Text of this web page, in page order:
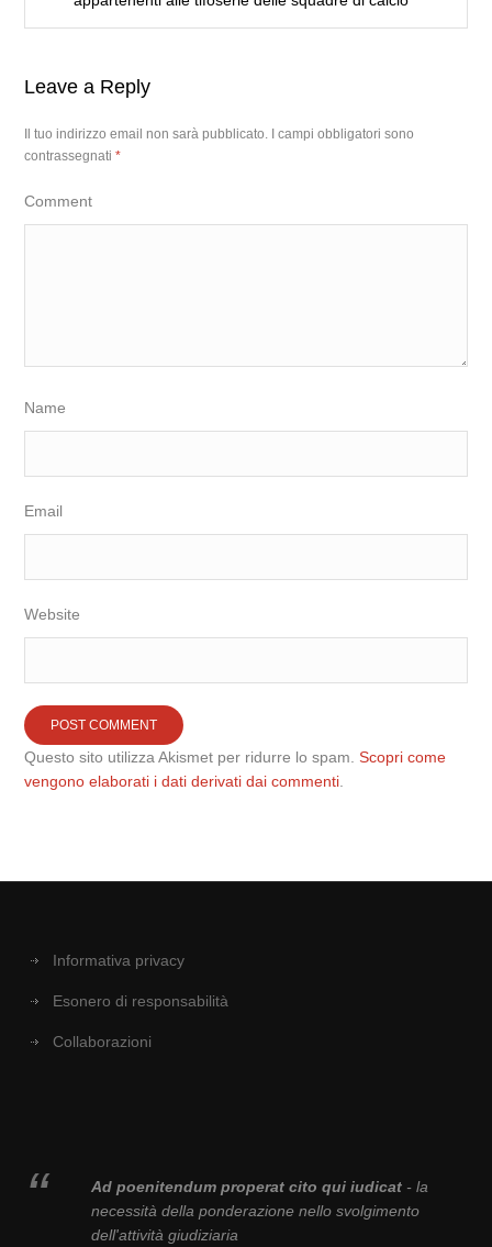
Leave a Reply
Il tuo indirizzo email non sarà pubblicato. I campi obbligatori sono
contrassegnati*
Comment
Name
Email
Website
Questo sito utilizza Akismet per ridurre lo spam.Scopri come
vengono elaborati i dati derivati dai commenti
Informativa privacy
Esonero di responsabilità
Collaborazioni
Ad poenitendum properat cito qui iudicat- la
necessità della ponderazione nello svolgimento
dell'attività giudiziaria